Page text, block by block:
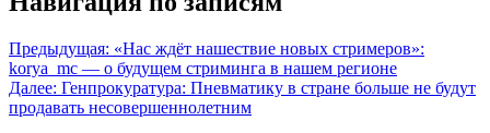
Предыдущая: «Нас ждёт нашествие новых стримеров»:
korya_mc — о будущем стриминга в нашем регионе
Далее: Генпрокуратура: Пневматику в стране больше не будут
продавать несовершеннолетним